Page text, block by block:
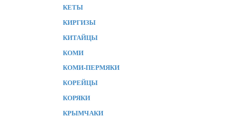
КЕТЫ
КИРГИЗЫ
КИТАЙЦЫ
КОМИ
КОМИ-ПЕРМЯКИ
КОРЕЙЦЫ
КОРЯКИ
КРЫМЧАКИ